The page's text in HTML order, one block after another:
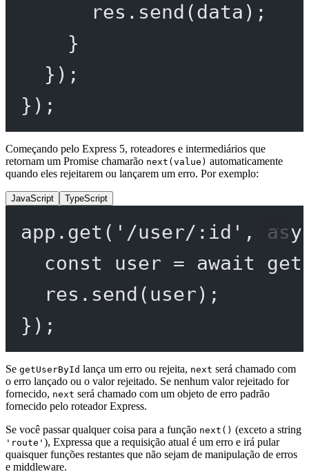
res. send (data);
}
});
});
Começando pelo Express 5, roteadores e intermediários que
retornam um Promise chamarão next(value) automaticamente
quando eles rejeitarem ou lançarem um erro. Por exemplo:
JavaScript TypeScript
app. get ( '/user/:id' ,
const
user = await
res. send (user);
});
Se getUserById lança um erro ou rejeita, next será chamado com
o erro lançado ou o valor rejeitado. Se nenhum valor rejeitado for
fornecido, next será chamado com um objeto de erro padrão
fornecido pelo roteador Express.
Se você passar qualquer coisa para a função next() (exceto a string
'route' ), Expressa que a requisição atual é um erro e irá pular
quaisquer funções restantes que não sejam de manipulação de erros
e middleware.